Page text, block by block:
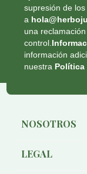
supresión de
a
una
control.
información
nuestra Política
NOSOTROS
LEGAL